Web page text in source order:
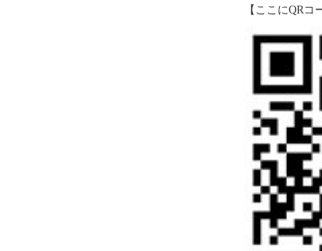
【ここにQRコ